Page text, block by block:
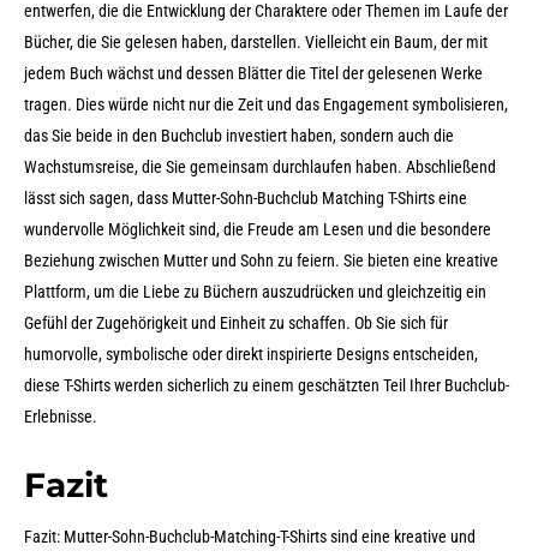
entwerfen, die die Entwicklung der Charaktere oder Themen im Laufe der
Bücher, die Sie gelesen haben, darstellen. Vielleicht ein Baum, der mit
jedem Buch wächst und dessen Blätter die Titel der gelesenen Werke
tragen. Dies würde nicht nur die Zeit und das Engagement symbolisieren,
das Sie beide in den Buchclub investiert haben, sondern auch die
Wachstumsreise, die Sie gemeinsam durchlaufen haben. Abschließend
lässt sich sagen, dass Mutter-Sohn-Buchclub Matching T-Shirts eine
wundervolle Möglichkeit sind, die Freude am Lesen und die besondere
Beziehung zwischen Mutter und Sohn zu feiern. Sie bieten eine kreative
Plattform, um die Liebe zu Büchern auszudrücken und gleichzeitig ein
Gefühl der Zugehörigkeit und Einheit zu schaffen. Ob Sie sich für
humorvolle, symbolische oder direkt inspirierte Designs entscheiden,
diese T-Shirts werden sicherlich zu einem geschätzten Teil Ihrer Buchclub-
Erlebnisse.
Fazit
Fazit: Mutter-Sohn-Buchclub-Matching-T-Shirts sind eine kreative und